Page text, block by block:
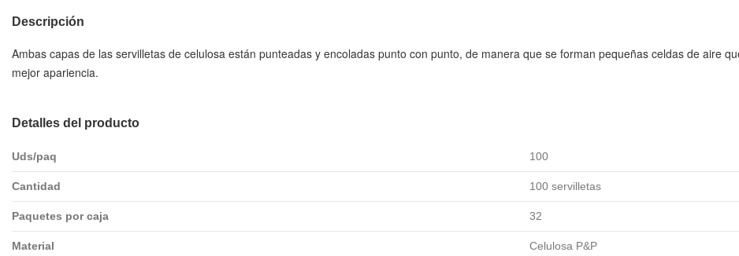
Descripción
Ambas capas de las servilletas de celulosa están punteadas y encoladas punto con punto, de manera que se forman pequeñas celdas de aire
mejor apariencia.
Detalles del producto
Uds/paq 100
Cantidad 100 servilletas
Paquetes por caja 32
Material Celulosa P&P